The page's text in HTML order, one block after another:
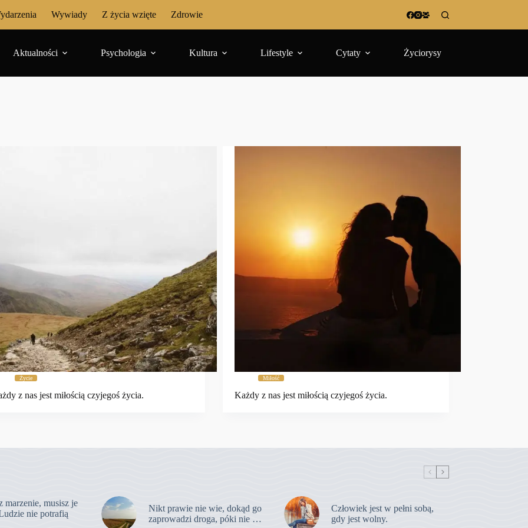
Wywiady Z życia wzięte Zdrowie
Aktualności Psychologia Kultura Lifestyle Cytaty Życiorysy
Życie
z nas jest miłością czyjegoś życia.
Miłość
Każdy z nas jest miłością czyjegoś życia.
marzenie, musisz je
nie potrafią
Nikt prawie nie wie, dokąd go
zaprowadzi droga, póki nie …
Człowiek jest w pełni sobą,
gdy jest wolny.